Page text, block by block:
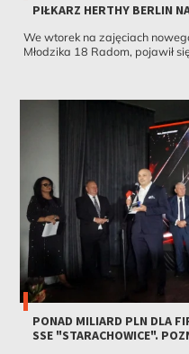
PIŁKARZ HERTHY BERLIN
We wtorek na zajęciach
Młodzika 18 Radom, pojawił
PONAD MILIARD PLN DLA
SSE "STARACHOWICE".